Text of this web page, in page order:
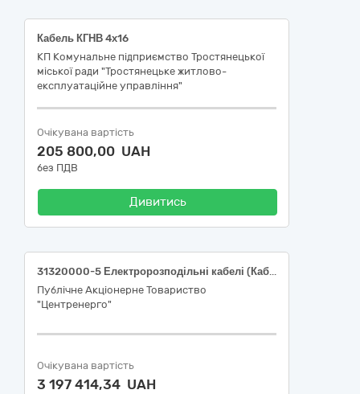
Кабель КГНВ 4х16
КП Комунальне підприємство Тростянецької
міської ради "Тростянецьке житлово-
експлуатаційне управління"
Очікувана вартість
205 800,00 UAH
без ПДВ
Дивитись
31320000-5 Електророзподільні кабелі (Кабельно-провідникова продукція)
Публічне Акціонерне Товариство
"Центренерго"
Очікувана вартість
3 197 414,34 UAH